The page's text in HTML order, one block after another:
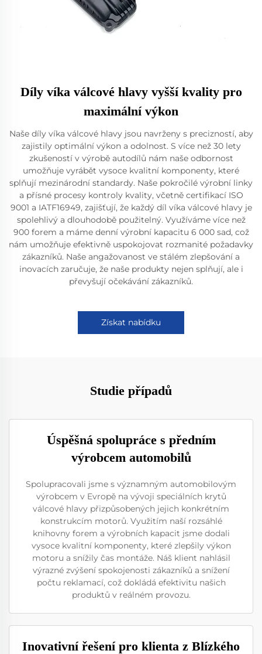
Díly víka válcové hlavy vyšší kvality pro
maximální výkon
Naše díly víka válcové hlavy jsou navrženy s precizností, aby
zajistily optimální výkon a odolnost. S více než 30 lety
zkušeností v výrobě autodílů nám naše odbornost
umožňuje vyrábět vysoce kvalitní komponenty, které
splňují mezinárodní standardy. Naše pokročilé výrobní linky
a přísné procesy kontroly kvality, včetně certifikací ISO
9001 a IATF16949, zajišťují, že každý díl víka válcové hlavy je
spolehlivý a dlouhodobě použitelný. Využíváme více než
900 forem a máme denní výrobní kapacitu 6 000 sad, což
nám umožňuje efektivně uspokojovat rozmanité požadavky
zákazníků. Naše angažovanost ve stálém zlepšování a
inovacích zaručuje, že naše produkty nejen splňují, ale i
převyšují očekávání zákazníků.
Získat nabídku
Studie případů
Úspěšná spolupráce s předním
výrobcem automobilů
Spolupracovali jsme s významným automobilovým
výrobcem v Evropě na vývoji speciálních krytů
válcové hlavy přizpůsobených jejich konkrétním
konstrukcím motorů. Využitím naší rozsáhlé
knihovny forem a výrobních kapacit jsme dodali
vysoce kvalitní komponenty, které zlepšily výkon
motoru a snížily čas montáže. Náš klient nahlásil
výrazné zvýšení spokojenosti zákazníků a snížení
počtu reklamací, což dokládá efektivitu našich
produktů v reálném provozu.
Inovativní řešení pro klienta z Blízkého